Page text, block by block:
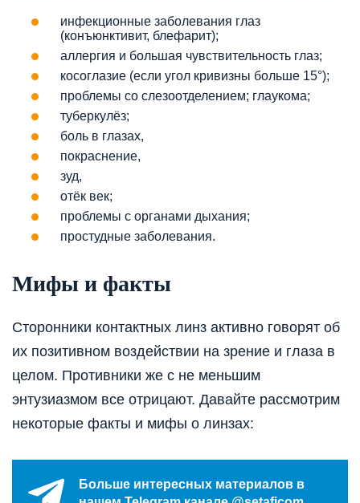
инфекционные заболевания глаз
(конъюнктивит, блефарит);
аллергия и большая чувствительность глаз;
косоглазие (если угол кривизны больше 15°);
проблемы со слезоотделением; глаукома;
туберкулёз;
боль в глазах,
покраснение,
зуд,
отёк век;
проблемы с органами дыхания;
простудные заболевания.
Мифы и факты
Сторонники контактных линз активно говорят об
их позитивном воздействии на зрение и глаза в
целом. Противники же с не меньшим
энтузиазмом все отрицают. Давайте рассмотрим
некоторые факты и мифы о линзах:
Больше интересных материалов в